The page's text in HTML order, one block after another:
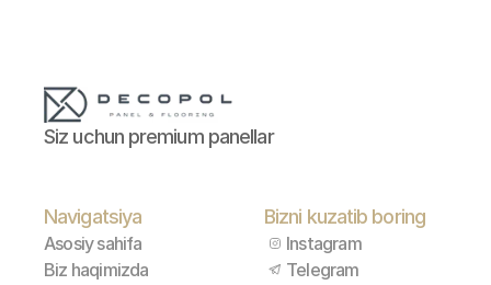
Siz uchun premium panellar
Navigatsiya
Asosiy sahifa
Biz haqimizda
Bizni kuzatib boring
Instagram
Telegram